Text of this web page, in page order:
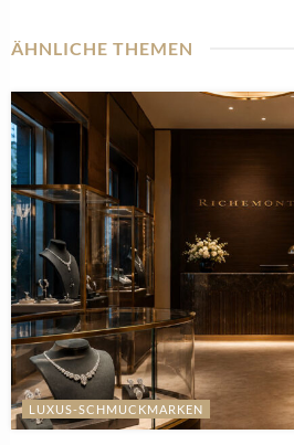
ÄHNLICHE THEMEN
LUXUS-SCHMUCKMARKEN